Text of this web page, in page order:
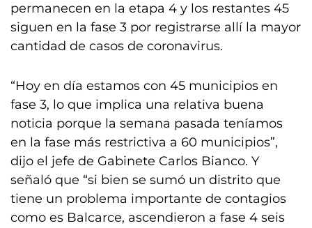
permanecen en la etapa 4 y los restantes 45
siguen en la fase 3 por registrarse allí la mayor
cantidad de casos de coronavirus.
“Hoy en día estamos con 45 municipios en
fase 3, lo que implica una relativa buena
noticia porque la semana pasada teníamos
en la fase más restrictiva a 60 municipios”,
dijo el jefe de Gabinete Carlos Bianco. Y
señaló que “si bien se sumó un distrito que
tiene un problema importante de contagios
como es Balcarce, ascendieron a fase 4 seis